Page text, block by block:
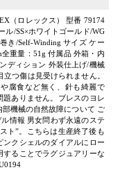
（ロレックス） 型番 79174
ル/SS×ホワイトゴールド/WG
き/Self-Winding サイズ ケー
重量：51g 付属品 外箱・内
ディション 外装仕上げ/機械
つ傷は見受けられません。
腐食など無く、針も綺麗で
ありません。ブレスのヨレ
機械の自然故障について ご
情報 男女問わず永遠のステ
ト”。こちらは生産終了後も
ンクシェルのダイアルにロー
ることでラグジュアリーな